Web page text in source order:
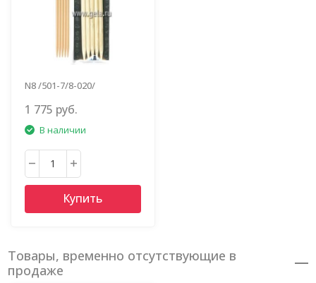
N8 /501-7/8-020/
1 775 руб.
В наличии
Купить
Товары, временно отсутствующие в
продаже